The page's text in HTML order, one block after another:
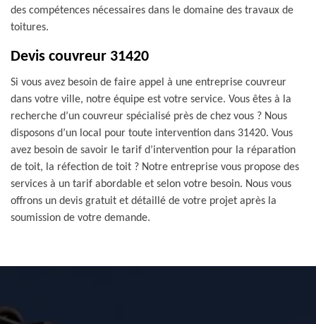
des compétences nécessaires dans le domaine des travaux de
toitures.
Devis couvreur 31420
Si vous avez besoin de faire appel à une entreprise couvreur
dans votre ville, notre équipe est votre service. Vous êtes à la
recherche d’un couvreur spécialisé près de chez vous ? Nous
disposons d’un local pour toute intervention dans 31420. Vous
avez besoin de savoir le tarif d’intervention pour la réparation
de toit, la réfection de toit ? Notre entreprise vous propose des
services à un tarif abordable et selon votre besoin. Nous vous
offrons un devis gratuit et détaillé de votre projet après la
soumission de votre demande.